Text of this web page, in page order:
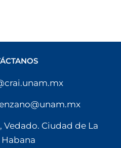
Vedado. Ciudad de La
Habana